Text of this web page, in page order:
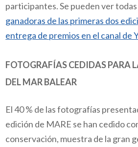
participantes. Se pueden ver
ganadoras de las primeras dos
entrega de premios en el canal de
FOTOGRAFÍAS CEDIDAS PARA
DEL MAR BALEAR
El 40 % de las fotografías
edición de MARE se han cedido
conservación, muestra de la gran